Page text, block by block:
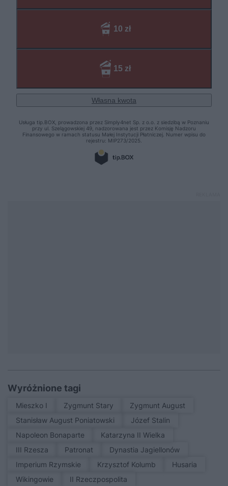
Wyróżnione tagi
Mieszko I Zygmunt Stary
Zygmunt August
Stanisław August Poniatowski
Józef Stalin
Napoleon Bonaparte
Katarzyna II Wielka
III Rzesza
patronat
Dynastia Jagiellonów
Imperium Rzymskie
Krzysztof Kolumb
Husaria
Wikingowie
II Rzeczpospolita